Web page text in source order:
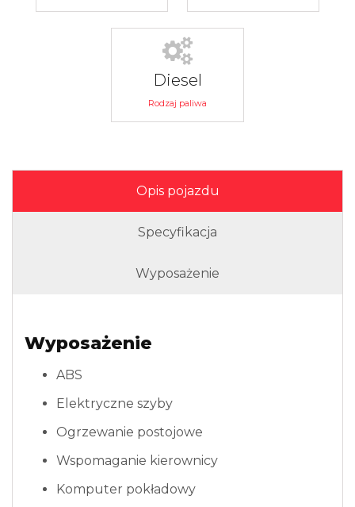
Diesel
Rodzaj paliwa
Opis pojazdu
Specyfikacja
Wyposażenie
Wyposażenie
ABS
Elektryczne szyby
Ogrzewanie postojowe
Wspomaganie kierownicy
Komputer pokładowy